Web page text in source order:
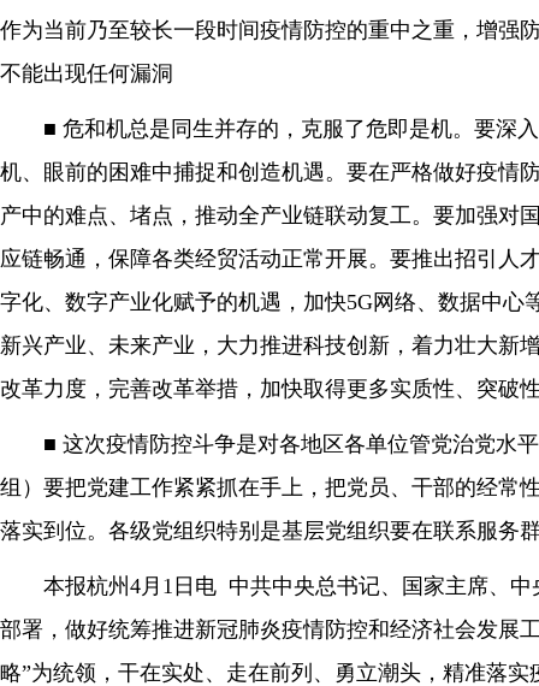
作为当前乃至较长一段时间疫情防控的重中之重，增强
不能出现任何漏洞
■ 危和机总是同生并存的，克服了危即是机。要深
机、眼前的困难中捕捉和创造机遇。要在严格做好疫情
产中的难点、堵点，推动全产业链联动复工。要加强对
应链畅通，保障各类经贸活动正常开展。要推出招引人
字化、数字产业化赋予的机遇，加快5G网络、数据中
新兴产业、未来产业，大力推进科技创新，着力壮大新
改革力度，完善改革举措，加快取得更多实质性、突破
■ 这次疫情防控斗争是对各地区各单位管党治党水
组）要把党建工作紧紧抓在手上，把党员、干部的经常
落实到位。各级党组织特别是基层党组织要在联系服务
本报杭州4月1日电 中共中央总书记、国家主席、
部署，做好统筹推进新冠肺炎疫情防控和经济社会发展
略”为统领，干在实处、走在前列、勇立潮头，精准落